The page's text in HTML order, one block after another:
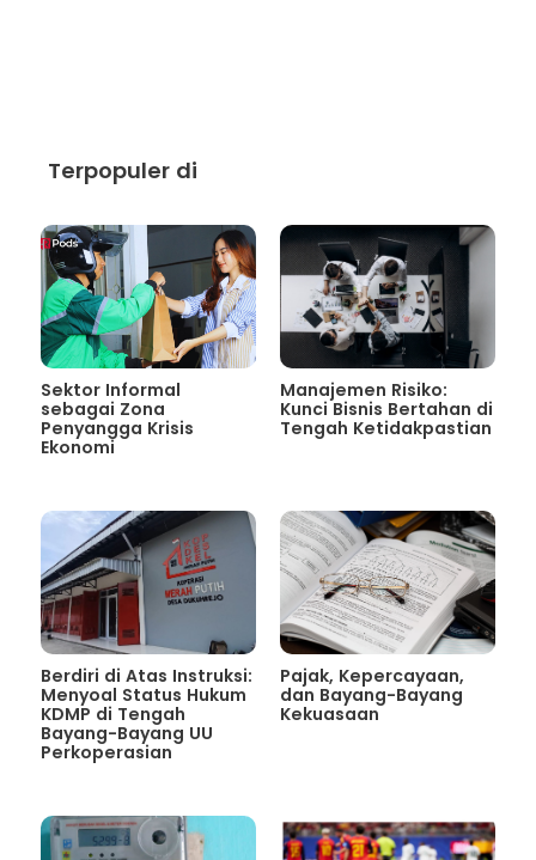
Terpopuler di
Sektor Informal
sebagai Zona
Penyangga Krisis
Ekonomi
Manajemen Risiko:
Kunci Bisnis Bertahan di
Tengah Ketidakpastian
Berdiri di Atas Instruksi:
Menyoal Status Hukum
KDMP di Tengah
Bayang-Bayang UU
Perkoperasian
Pajak, Kepercayaan,
dan Bayang-Bayang
Kekuasaan